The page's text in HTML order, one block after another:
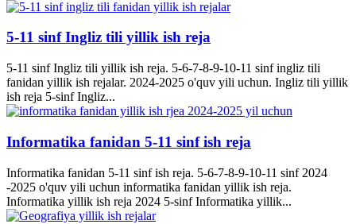
5-11 sinf Ingliz tili yillik ish reja
5-11 sinf Ingliz tili yillik ish reja. 5-6-7-8-9-10-11 sinf ingliz tili
fanidan yillik ish rejalar. 2024-2025 o'quv yili uchun. Ingliz tili yillik
ish reja 5-sinf Ingliz...
Informatika fanidan 5-11 sinf ish reja
Informatika fanidan 5-11 sinf ish reja. 5-6-7-8-9-10-11 sinf 2024
-2025 o'quv yili uchun informatika fanidan yillik ish reja.
Informatika yillik ish reja 2024 5-sinf Informatika yillik...